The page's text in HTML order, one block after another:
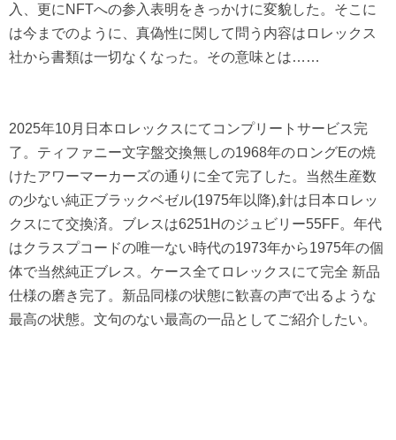
入、更にNFTへの参入表明をきっかけに変貌した。そこに
は今までのように、真偽性に関して問う内容はロレックス
社から書類は一切なくなった。その意味とは……
2025年10月日本ロレックスにてコンプリートサービス完
了。ティファニー文字盤交換無しの1968年のロングEの焼
けたアワーマーカーズの通りに全て完了した。当然生産数
の少ない純正ブラックベゼル(1975年以降),針は日本ロレッ
クスにて交換済。ブレスは6251Hのジュビリー55FF。年代
はクラスプコードの唯一ない時代の1973年から1975年の個
体で当然純正ブレス。ケース全てロレックスにて完全 新品
仕様の磨き完了。新品同様の状態に歓喜の声で出るような
最高の状態。文句のない最高の一品としてご紹介したい。